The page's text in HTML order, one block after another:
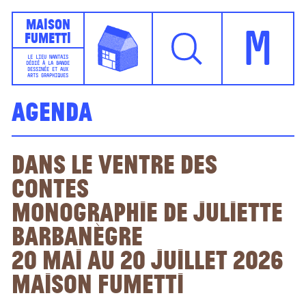
Maison
Fumetti
LE LIEU NANTAIS
DÉDIÉ À LA BANDE
DESSINÉE ET AUX
ARTS GRAPHIQUES
M
Agenda
Dans le ventre des
contes
monographie de Juliette
Barbanègre
20 mai au 20 juillet 2026
Maison Fumetti